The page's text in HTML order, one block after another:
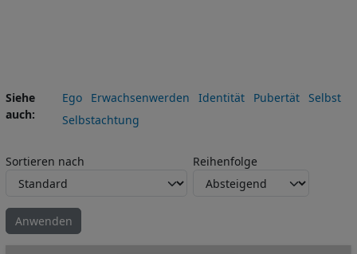
Siehe
auch
Ego Erwachsenwerden Identität Pubertät
Selbst
Selbstachtung
Sortieren nach Reihenfolge